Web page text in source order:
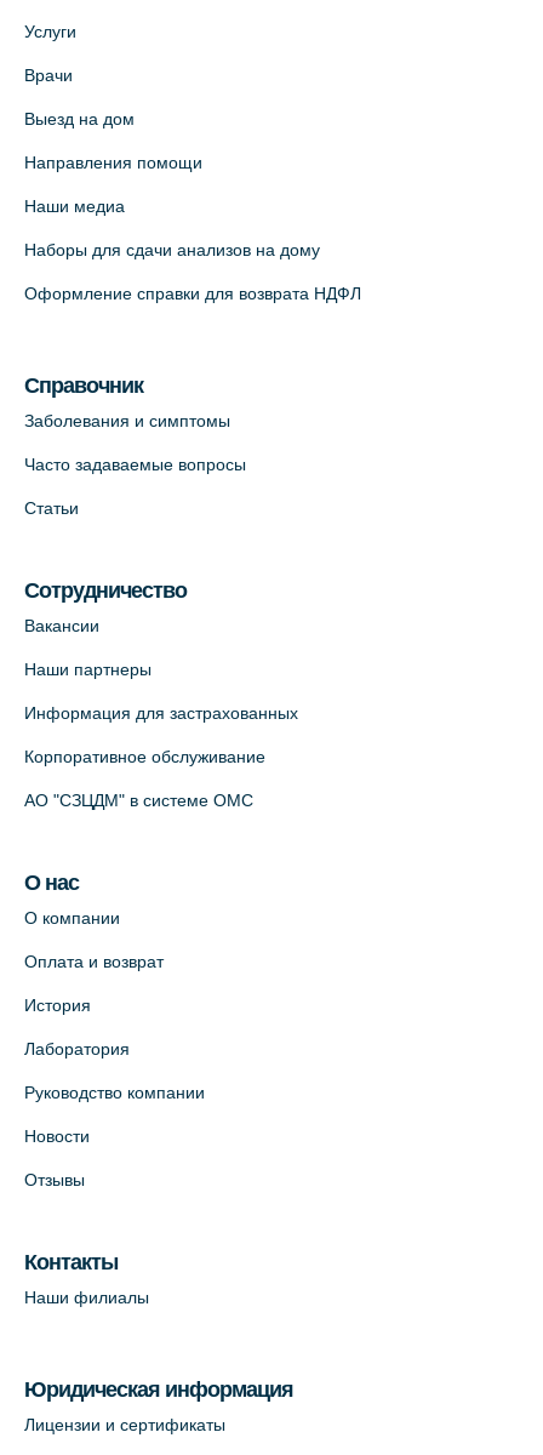
Услуги
Врачи
Выезд на дом
Направления помощи
Наши медиа
Наборы для сдачи анализов на дому
Оформление справки для возврата НДФЛ
Справочник
Заболевания и симптомы
Часто задаваемые вопросы
Статьи
Сотрудничество
Вакансии
Наши партнеры
Информация для застрахованных
Корпоративное обслуживание
АО "СЗЦДМ" в системе ОМС
О нас
О компании
Оплата и возврат
История
Лаборатория
Руководство компании
Новости
Отзывы
Контакты
Наши филиалы
Юридическая информация
Лицензии и сертификаты